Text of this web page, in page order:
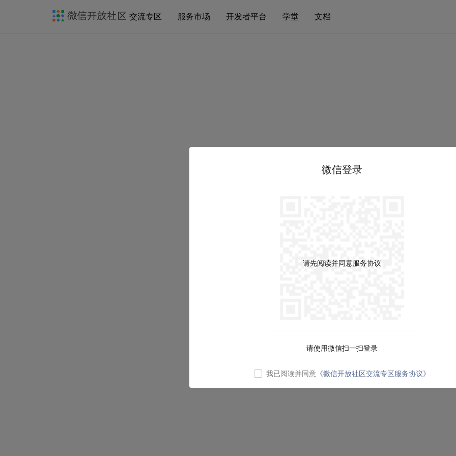
交流专区 服务市场 开发者平台 学堂 文档
微信登录
请先阅读并同意服务协议
请使用微信扫一扫登录
我已阅读并同意 《微信开放社区交流专区服务协议》